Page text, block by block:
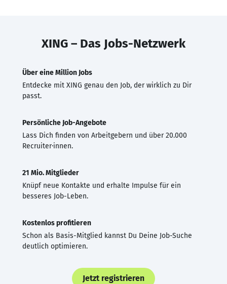
XING – Das Jobs-Netzwerk
Über eine Million Jobs
Entdecke mit XING genau den Job, der wirklich zu Dir
passt.
Persönliche Job-Angebote
Lass Dich finden von Arbeitgebern und über 20.000
Recruiter·innen.
21 Mio. Mitglieder
Knüpf neue Kontakte und erhalte Impulse für ein
besseres Job-Leben.
Kostenlos profitieren
Schon als Basis-Mitglied kannst Du Deine Job-Suche
deutlich optimieren.
Jetzt registrieren